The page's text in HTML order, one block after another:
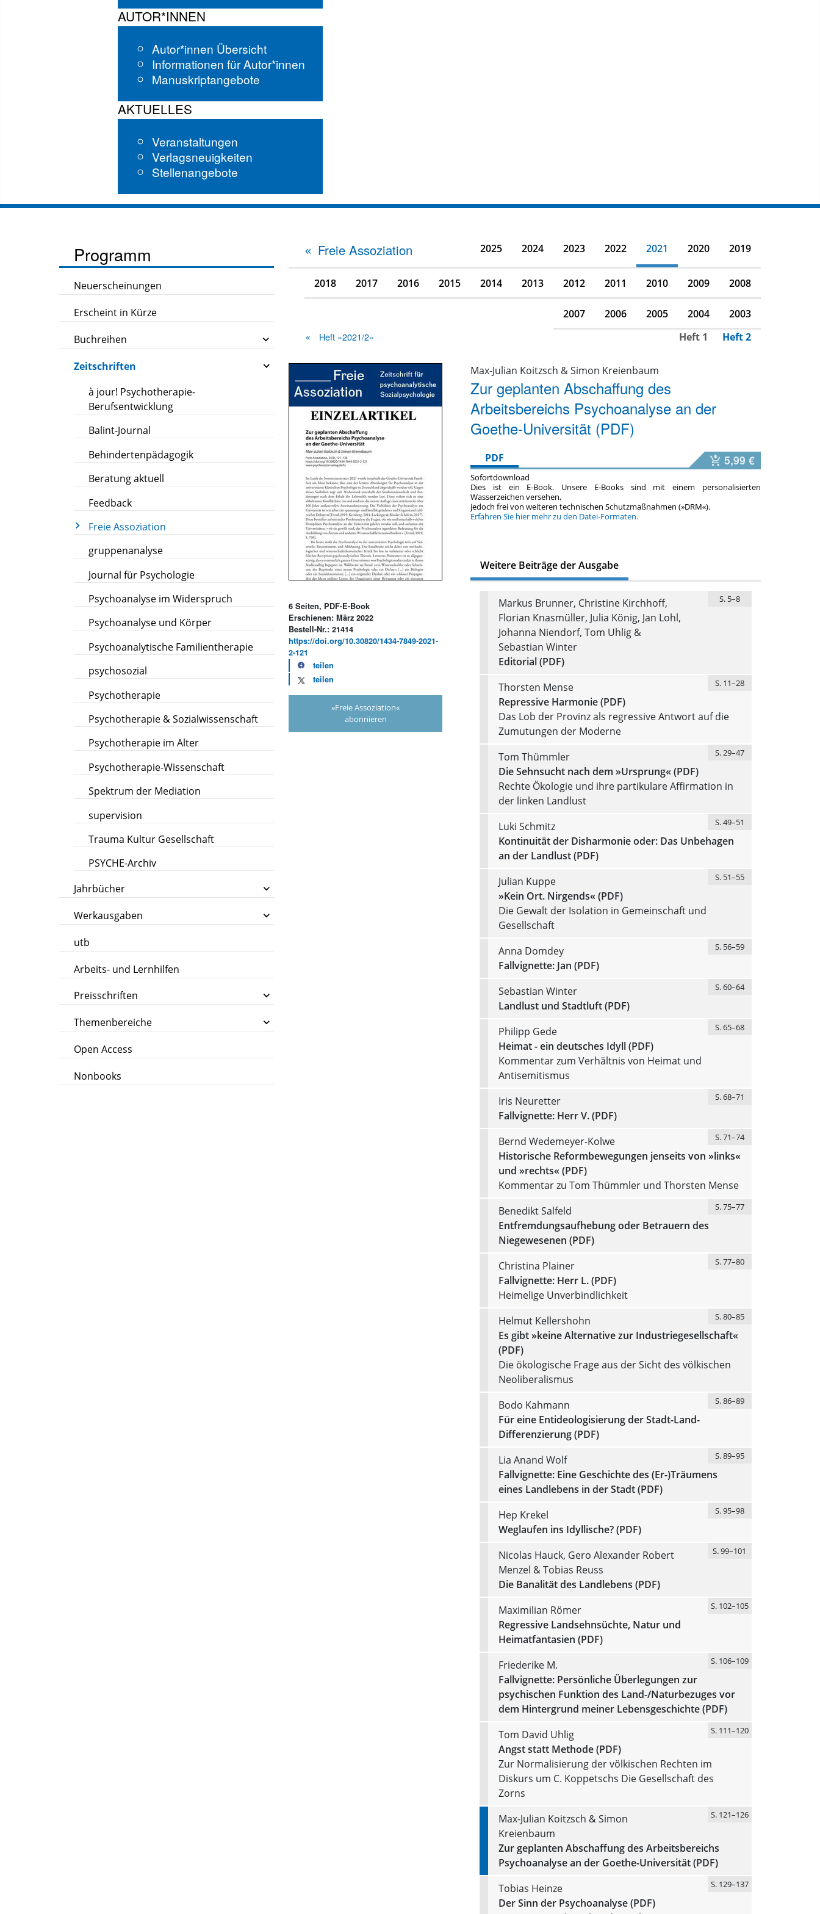
AUTOR*INNEN
Autor*innen Übersicht
Informationen für Autor*innen
Manuskriptangebote
AKTUELLES
Veranstaltungen
Verlagsneuigkeiten
Stellenangebote
Programm
Neuerscheinungen
Erscheint in Kürze
Buchreihen
Zeitschriften
à jour! Psychotherapie-
Berufsentwicklung
Balint-Journal
Behindertenpädagogik
Beratung aktuell
Feedback
Freie Assoziation
gruppenanalyse
Journal für Psychologie
Psychoanalyse im Widerspruch
Psychoanalyse und Körper
Psychoanalytische Familientherapie
psychosozial
Psychotherapie
Psychotherapie & Sozialwissenschaft
Psychotherapie im Alter
Psychotherapie-Wissenschaft
Spektrum der Mediation
supervision
Trauma Kultur Gesellschaft
PSYCHE-Archiv
Jahrbücher
Werkausgaben
utb
Arbeits- und Lernhilfen
Preisschriften
Themenbereiche
Open Access
Nonbooks
Freie Assoziation 2025 2024 2023 2022 2021 2020 2019
2018 2017 2016 2015 2014 2013 2012 2011 2010 2009 2008
2007 2006 2005 2004 2003
Heft »2021/2« Heft 1 Heft 2
6 Seiten, PDF-E-Book
Erschienen: März 2022
Bestell-Nr.: 21414
https://doi.org/10.30820/1434-7849-2021-
2-121
teilen
teilen
»Freie Assoziation«
abonnieren
Max-Julian Koitzsch & Simon Kreienbaum
Zur geplanten Abschaffung des
Arbeitsbereichs Psychoanalyse an der
Goethe-Universität (PDF)
PDF 5,99 €
Sofortdownload
Dies ist ein E-Book. Unsere E-Books sind mit einem personalisierten
Wasserzeichen versehen,
jedoch frei von weiteren technischen Schutzmaßnahmen (»DRM«).
Erfahren Sie hier mehr zu den Datei-Formaten.
Weitere Beiträge der Ausgabe
Markus Brunner, Christine Kirchhoff,
Florian Knasmüller, Julia König, Jan Lohl,
Johanna Niendorf, Tom Uhlig &
Sebastian Winter
S. 5–8
Editorial (PDF)
Thorsten Mense
S. 11–28
Repressive Harmonie (PDF)
Das Lob der Provinz als regressive Antwort auf die
Zumutungen der Moderne
Tom Thümmler
S. 29–47
Die Sehnsucht nach dem »Ursprung« (PDF)
Rechte Ökologie und ihre partikulare Affirmation in
der linken Landlust
Luki Schmitz
S. 49–51
Kontinuität der Disharmonie oder: Das Unbehagen
an der Landlust (PDF)
Julian Kuppe
S. 51–55
»Kein Ort. Nirgends« (PDF)
Die Gewalt der Isolation in Gemeinschaft und
Gesellschaft
Anna Domdey
S. 56–59
Fallvignette: Jan (PDF)
Sebastian Winter
S. 60–64
Landlust und Stadtluft (PDF)
Philipp Gede
S. 65–68
Heimat - ein deutsches Idyll (PDF)
Kommentar zum Verhältnis von Heimat und
Antisemitismus
Iris Neuretter
S. 68–71
Fallvignette: Herr V. (PDF)
Bernd Wedemeyer-Kolwe
S. 71–74
Historische Reformbewegungen jenseits von »links«
und »rechts« (PDF)
Kommentar zu Tom Thümmler und Thorsten Mense
Benedikt Salfeld
S. 75–77
Entfremdungsaufhebung oder Betrauern des
Niegewesenen (PDF)
Christina Plainer
S. 77–80
Fallvignette: Herr L. (PDF)
Heimelige Unverbindlichkeit
Helmut Kellershohn
S. 80–85
Es gibt »keine Alternative zur Industriegesellschaft«
(PDF)
Die ökologische Frage aus der Sicht des völkischen
Neoliberalismus
Bodo Kahmann
S. 86–89
Für eine Entideologisierung der Stadt-Land-
Differenzierung (PDF)
Lia Anand Wolf
S. 89–95
Fallvignette: Eine Geschichte des (Er-)Träumens
eines Landlebens in der Stadt (PDF)
Hep Krekel
S. 95–98
Weglaufen ins Idyllische? (PDF)
Nicolas Hauck, Gero Alexander Robert
Menzel & Tobias Reuss
S. 99–101
Die Banalität des Landlebens (PDF)
Maximilian Römer
S. 102–105
Regressive Landsehnsüchte, Natur und
Heimatfantasien (PDF)
Friederike M.
S. 106–109
Fallvignette: Persönliche Überlegungen zur
psychischen Funktion des Land-/Naturbezuges vor
dem Hintergrund meiner Lebensgeschichte (PDF)
Tom David Uhlig
S. 111–120
Angst statt Methode (PDF)
Zur Normalisierung der völkischen Rechten im
Diskurs um C. Koppetschs Die Gesellschaft des
Zorns
Max-Julian Koitzsch & Simon
Kreienbaum
S. 121–126
Zur geplanten Abschaffung des Arbeitsbereichs
Psychoanalyse an der Goethe-Universität (PDF)
Tobias Heinze
S. 129–137
Der Sinn der Psychoanalyse (PDF)